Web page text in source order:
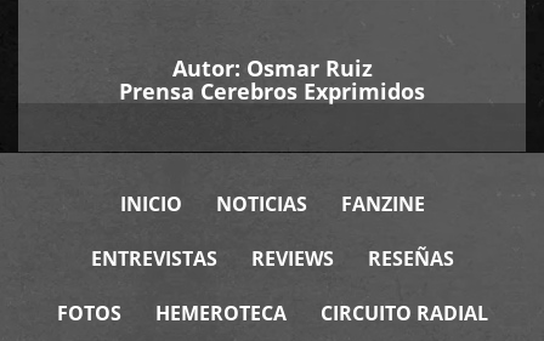
Autor: Osmar Ruiz
Prensa Cerebros Exprimidos
INICIO NOTICIAS FANZINE
ENTREVISTAS REVIEWS RESEÑAS
FOTOS HEMEROTECA CIRCUITO RADIAL